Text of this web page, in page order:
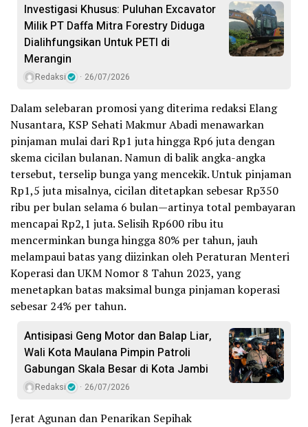
Investigasi Khusus: Puluhan Excavator
Milik PT Daffa Mitra Forestry Diduga
Dialihfungsikan Untuk PETI di
Merangin
Redaksi 26/07/2026
Dalam selebaran promosi yang diterima redaksi Elang
Nusantara, KSP Sehati Makmur Abadi menawarkan
pinjaman mulai dari Rp1 juta hingga Rp6 juta dengan
skema cicilan bulanan. Namun di balik angka-angka
tersebut, terselip bunga yang mencekik. Untuk pinjaman
Rp1,5 juta misalnya, cicilan ditetapkan sebesar Rp350
ribu per bulan selama 6 bulan—artinya total pembayaran
mencapai Rp2,1 juta. Selisih Rp600 ribu itu
mencerminkan bunga hingga 80% per tahun, jauh
melampaui batas yang diizinkan oleh Peraturan Menteri
Koperasi dan UKM Nomor 8 Tahun 2023, yang
menetapkan batas maksimal bunga pinjaman koperasi
sebesar 24% per tahun.
Antisipasi Geng Motor dan Balap Liar,
Wali Kota Maulana Pimpin Patroli
Gabungan Skala Besar di Kota Jambi
Redaksi 26/07/2026
Jerat Agunan dan Penarikan Sepihak